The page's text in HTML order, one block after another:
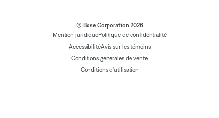
© Bose Corporation 2026
Mention juridiquePolitique de confidentialité
AccessibilitéAvis sur les témoins
Conditions générales de vente
Conditions d'utilisation